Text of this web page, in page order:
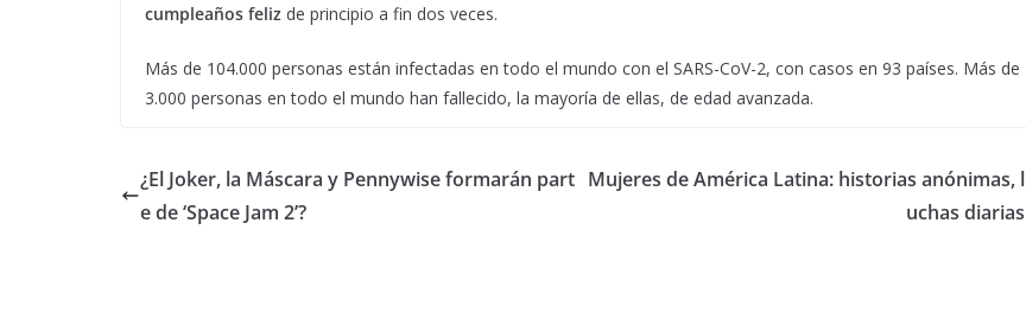
cumpleaños feliz de principio a fin dos veces.
Más de 104.000 personas están infectadas en todo el mundo con el SARS-CoV-2, con casos en 93 países. Más de
3.000 personas en todo el mundo han fallecido, la mayoría de ellas, de edad avanzada.
¿El Joker, la Máscara y Pennywise formarán part
e de ‘Space Jam 2’?
Mujeres de América Latina: historias anónimas, l
uchas diarias